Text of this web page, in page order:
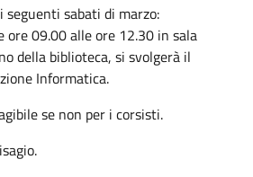
seguenti sabati di marzo:
09.00 alle ore 12.30 in sala
della biblioteca, si svolgerà il
Informatica.
se non per i corsisti.